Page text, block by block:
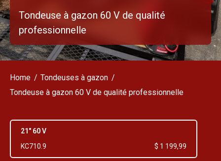
Tondeuse à gazon 60 V de qualité
professionnelle
Home
Tondeuses à gazon
Tondeuse à gazon 60 V de qualité professionnelle
21" 60 V
KC710.9
$ 1 199,99